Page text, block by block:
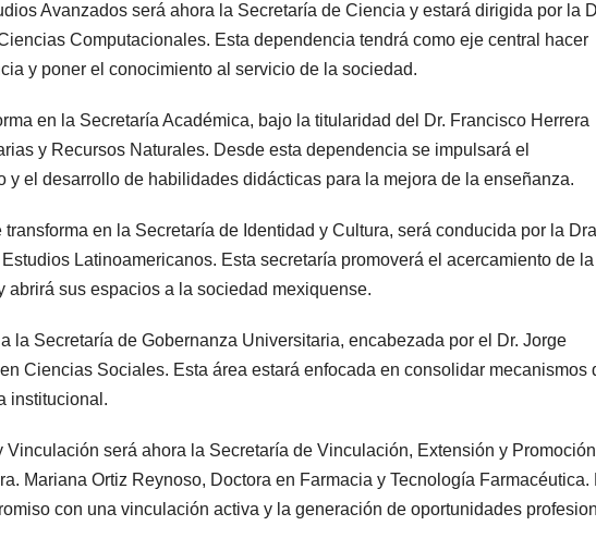
Avanzados será ahora la Secretaría de Ciencia y estará dirigida por la
Computacionales. Esta dependencia tendrá como eje central hacer
y poner el conocimiento al servicio de la sociedad.
en la Secretaría Académica, bajo la titularidad del Dr. Francisco Herrera
y Recursos Naturales. Desde esta dependencia se impulsará el
y el desarrollo de habilidades didácticas para la mejora de la enseñanza.
en la Secretaría de Identidad y Cultura, será conducida por la
Latinoamericanos. Esta secretaría promoverá el acercamiento de la
sus espacios a la sociedad mexiquense.
la Secretaría de Gobernanza Universitaria, encabezada por el Dr. Jorge
Ciencias Sociales. Esta área estará enfocada en consolidar mecanismos
institucional.
Vinculación será ahora la Secretaría de Vinculación, Extensión y
Mariana Ortiz Reynoso, Doctora en Farmacia y Tecnología Farmacéutica.
con una vinculación activa y la generación de oportunidades